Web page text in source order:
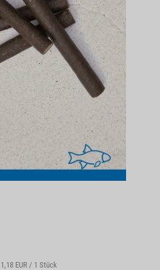
1,18 EUR / 1 Stück